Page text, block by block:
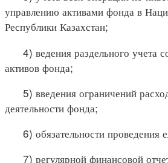
управлению активами фонда в
Республики Казахстан;
4) ведения раздельного учета
активов фонда;
5) введения ограничений
деятельности фонда;
6) обязательности проведения
7) регулярной финансовой